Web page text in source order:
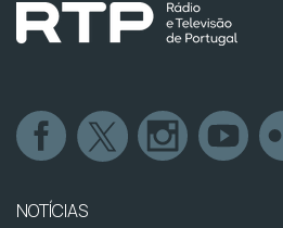
NOTÍCIAS